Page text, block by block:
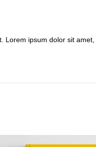
Lorem ipsum dolor sit